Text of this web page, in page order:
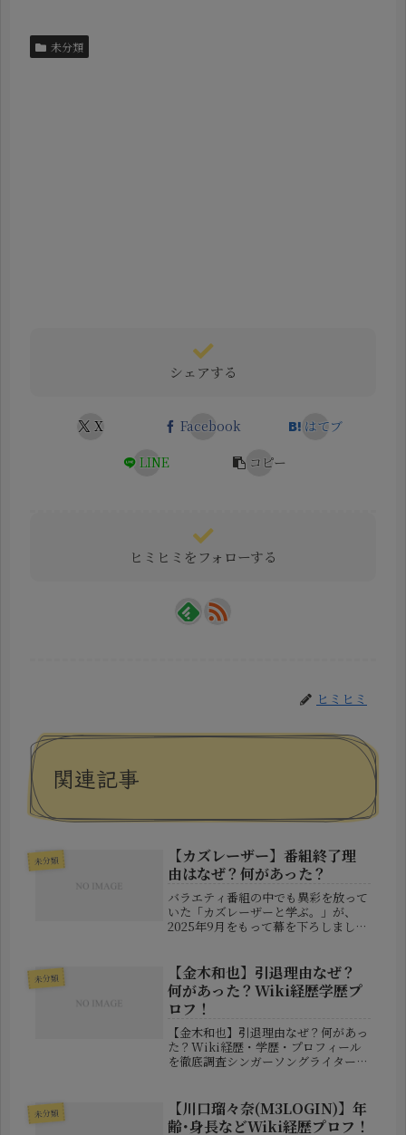
未分類
シェアする
X Facebook
はてブ
LINE
コピー
ヒミヒミをフォローする
ヒミヒミ
関連記事
未分類
【カズレーザー】番組終了理
由はなぜ？何があった？
バラエティ番組の中でも異彩を放って
いた「カズレーザーと学ぶ。」が、
2025年9月をもって幕を下ろしまし
ぜ終わるのか？」「楽しみにしていた
のに」といった反応が続出。この記
事...
未分類
【金木和也】引退理由なぜ？
何があった？Wiki経歴学歴プ
ロフ！
【金木和也】引退理由なぜ？何があっ
た？Wiki経歴・学歴・プロフィール
を徹底調査シンガーソングライターと
も知られる金木和也さんが、2026年7
月14日に自身のX（旧Twit...
未分類
【川口瑠々奈(M3LOGIN)】年
齢･身長などWiki経歴プロフ！